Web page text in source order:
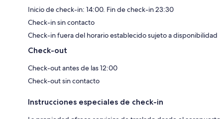
Inicio de check-in: 14:00. Fin de check-in 23:30
Check-in sin contacto
Check-in fuera del horario establecido sujeto a disponibilidad
Check-out
Check-out antes de las 12:00
Check-out sin contacto
Instrucciones especiales de check-in